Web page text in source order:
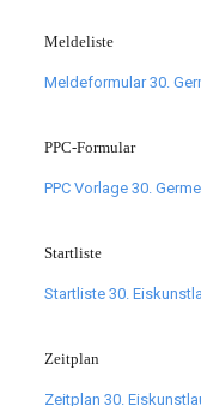
Meldeliste
Meldeformular 30.
PPC-Formular
PPC Vorlage 30.
Startliste
Startliste 30.
Zeitplan
Zeitplan 30.